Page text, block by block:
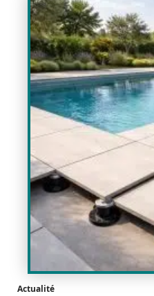
Actualité